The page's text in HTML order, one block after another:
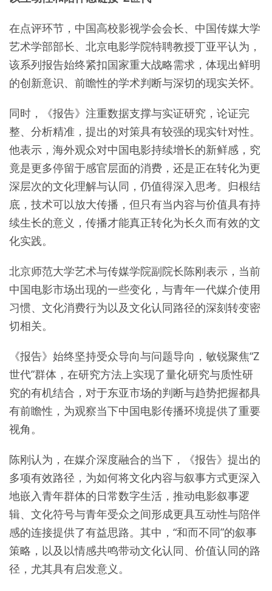
在点评环节，中国高校影视学会会长、中国传媒大学
艺术学部部长、北京电影学院特聘教授丁亚平认为，
该系列报告始终紧扣国家重大战略需求，体现出鲜明
的创新意识、前瞻性的学术判断与深切的现实关怀。
同时，《报告》注重数据支撑与实证研究，论证完
整、分析精准，提出的对策具有较强的现实针对性。
他表示，海外观众对中国电影持续增长的新鲜感，究
竟是更多停留于感官层面的消费，还是正在转化为更
深层次的文化理解与认同，仍值得深入思考。归根结
底，技术可以放大传播，但只有当内容与价值具有持
续生长的意义，传播才能真正转化为长久而有效的文
化实践。
北京师范大学艺术与传媒学院副院长陈刚表示，当前
中国电影市场出现的一些变化，与青年一代媒介使用
习惯、文化消费行为以及文化认同路径的深刻转变密
切相关。
《报告》始终坚持受众导向与问题导向，敏锐聚焦“Z
世代”群体，在研究方法上实现了量化研究与质性研
究的有机结合，对于东亚市场的判断与趋势把握都具
有前瞻性，为观察当下中国电影传播环境提供了重要
视角。
陈刚认为，在媒介深度融合的当下，《报告》提出的
多项有效路径，为如何将文化内容与叙事方式更深入
地嵌入青年群体的日常数字生活，推动电影叙事逻
辑、文化符号与青年受众之间形成更具互动性与陪伴
感的连接提供了有益思路。其中，“和而不同”的叙事
策略，以及以情感共鸣带动文化认同、价值认同的路
径，尤其具有启发意义。